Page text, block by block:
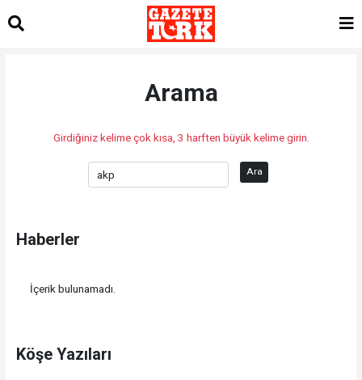
Arama
Girdiğiniz kelime çok kısa, 3 harften büyük kelime girin.
Ara
Haberler
İçerik bulunamadı.
Köşe Yazıları